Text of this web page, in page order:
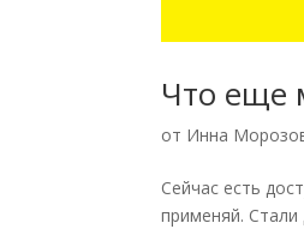
Что еще
от Инна
Сейчас есть
применяй.